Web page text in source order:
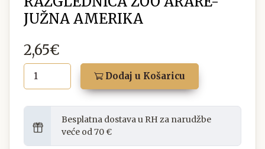
JUŽNA AMERIKA
2,65€
Dodaj u Košaricu
Besplatna dostava u RH za narudžbe
veće od 70 €